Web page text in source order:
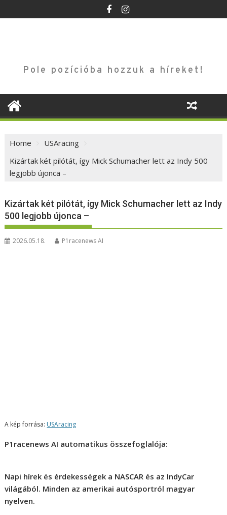
to
Pole pozícióba hozzuk a híreket!
Home
USAracing
Kizártak két pilótát, így Mick Schumacher lett az Indy 500
legjobb újonca –
Kizártak két pilótát, így Mick Schumacher lett az Indy
500 legjobb újonca –
2026.05.18. P1racenews AI
A kép forrása: USAracing
P1racenews AI automatikus összefoglalója:
Napi hírek és érdekességek a NASCAR és az IndyCar
világából. Minden az amerikai autósportról magyar
nyelven.